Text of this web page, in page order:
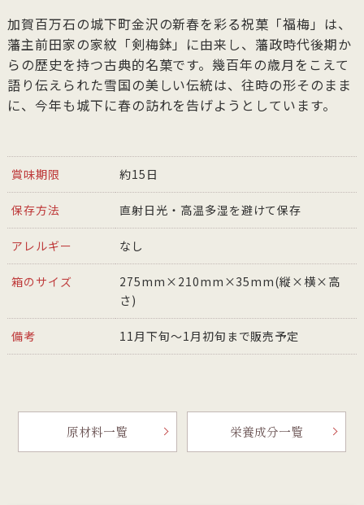
加賀百万石の城下町金沢の新春を彩る祝菓「福梅」は、
藩主前田家の家紋「剣梅鉢」に由来し、藩政時代後期か
らの歴史を持つ古典的名菓です。幾百年の歳月をこえて
語り伝えられた雪国の美しい伝統は、往時の形そのまま
に、今年も城下に春の訪れを告げようとしています。
賞味期限 約15日
保存方法 直射日光・高温多湿を避けて保存
アレルギー なし
箱のサイズ
275mm×210mm×35mm(縦×横×高
さ)
備考 11月下旬～1月初旬まで販売予定
原材料一覧 栄養成分一覧